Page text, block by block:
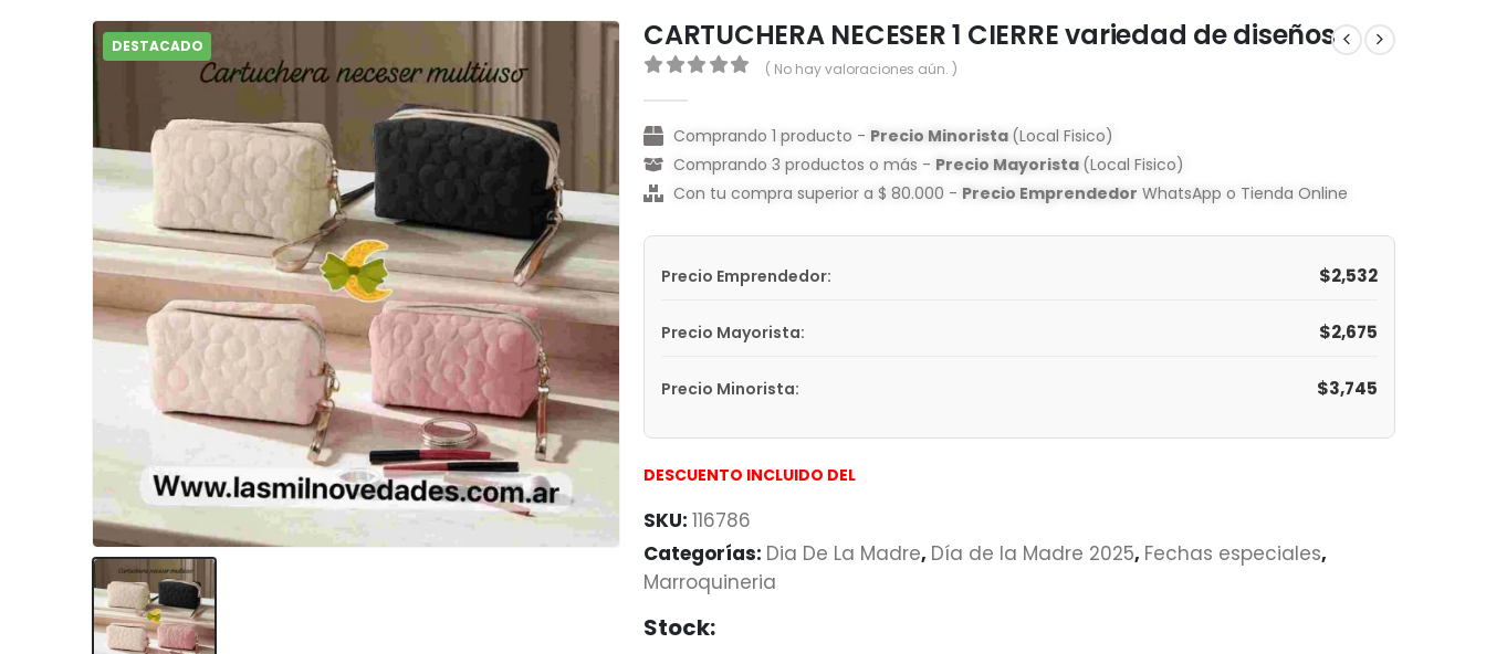
DESTACADO CARTUCHERA NECESER 1 CIERRE variedad de diseños
( No hay valoraciones aún. )
Comprando 1 producto - Precio Minorista (Local Fisico)
Comprando 3 productos o más - Precio Mayorista (Local Fisico)
Con tu compra superior a $ 80.000 - Precio Emprendedor WhatsApp o Tienda Online
Precio Emprendedor: $2,532
Precio Mayorista: $2,675
Precio Minorista: $3,745
DESCUENTO INCLUIDO DEL
SKU: 116786
Categorías: Dia De La Madre, Día de la Madre 2025, Fechas especiales,
Marroquineria
Stock: